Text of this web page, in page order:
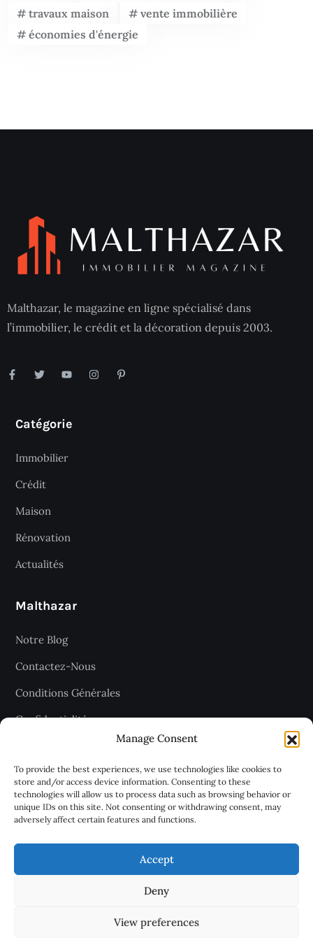
Manage Consent
To provide the best experiences, we use technologies like cookies to
store and/or access device information. Consenting to these
technologies will allow us to process data such as browsing behavior or
unique IDs on this site. Not consenting or withdrawing consent, may
adversely affect certain features and functions.
Accept
Deny
View preferences
travaux maison
vente immobilière
économies d'énergie
Malthazar, le magazine en ligne spécialisé dans
l’immobilier, le crédit et la décoration depuis 2003.
Catégorie
Immobilier
Crédit
Maison
Rénovation
Actualités
Malthazar
Notre Blog
Contactez-Nous
Conditions Générales
Confidentialité
Recevez les dernières articles
chaque jour